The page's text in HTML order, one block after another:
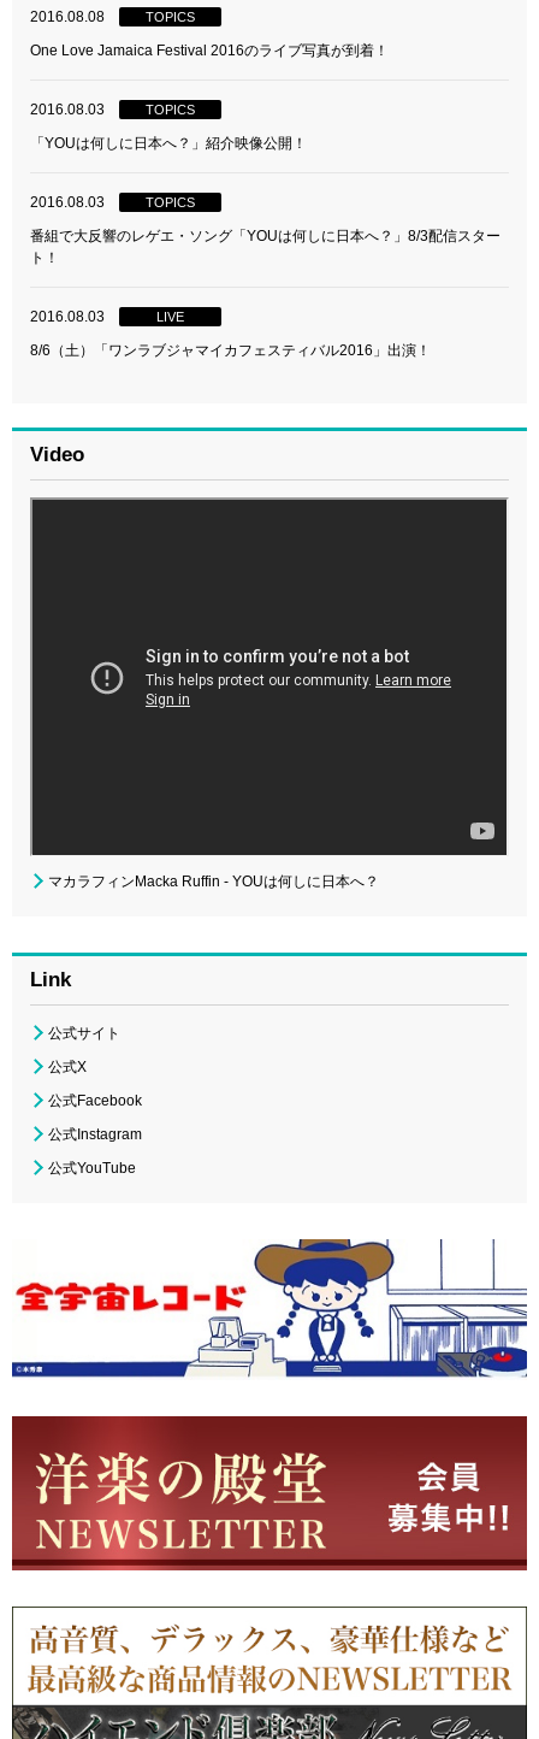
2016.08.08 TOPICS
One Love Jamaica Festival 2016のライブ写真が到着！
2016.08.03 TOPICS
「YOUは何しに日本へ？」紹介映像公開！
2016.08.03 TOPICS
番組で大反響のレゲエ・ソング「YOUは何しに日本へ？」8/3配信スター
ト！
2016.08.03 LIVE
8/6（土）「ワンラブジャマイカフェスティバル2016」出演！
Video
マカラフィンMacka Ruffin - YOUは何しに日本へ？
Link
公式サイト
公式X
公式Facebook
公式Instagram
公式YouTube